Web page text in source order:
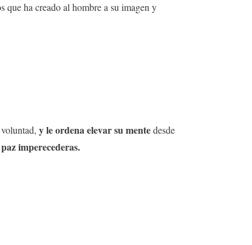
ha creado al hombre a su imagen y
y le ordena elevar su mentedesde
imperecederas.